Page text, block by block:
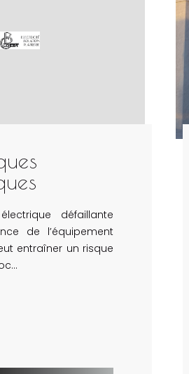
défaillante
de l’équipement
entraîner un risque